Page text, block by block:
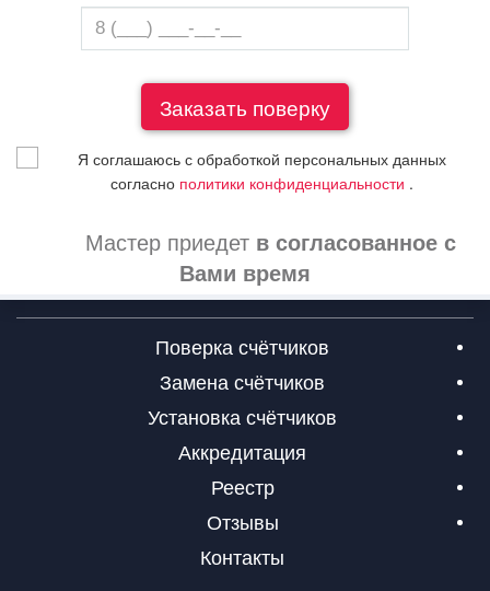
Я соглашаюсь с обработкой персональных данных
согласно политики конфиденциальности .
Мастер приедет в согласованное с
Вами время
Поверка счётчиков
Замена счётчиков
Установка счётчиков
Аккредитация
Реестр
Отзывы
Контакты